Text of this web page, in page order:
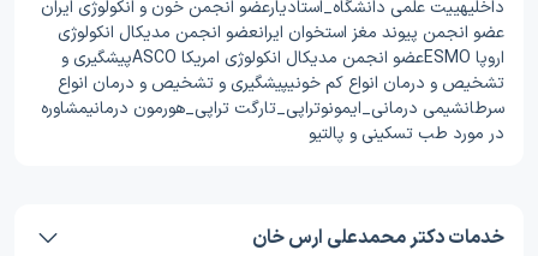
داخلیهییت علمی دانشگاه_استادیارعضو انجمن خون و انکولوژی ایران
عضو انجمن پیوند مغز استخوان ایرانعضو انجمن مدیکال انکولوژی
اروپا ESMOعضو انجمن مدیکال انکولوژی امریکا ASCOپیشگیری و
تشخیص و درمان انواع کم خونیپیشگیری و تشخیص و درمان انواع
سرطانشیمی درمانی_ایمونوتراپی_تارگت تراپی_هورمون درمانیمشاوره
در مورد طب تسکینی و پالتیو
خدمات دکتر محمدعلی ارس خان